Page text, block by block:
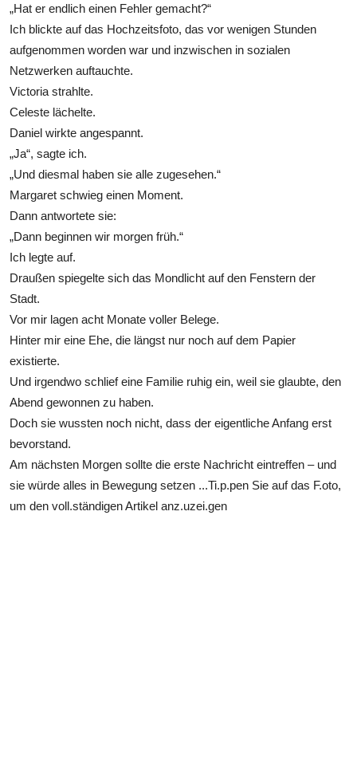
„Hat er endlich einen Fehler gemacht?“
Ich blickte auf das Hochzeitsfoto, das vor wenigen Stunden
aufgenommen worden war und inzwischen in sozialen
Netzwerken auftauchte.
Victoria strahlte.
Celeste lächelte.
Daniel wirkte angespannt.
„Ja“, sagte ich.
„Und diesmal haben sie alle zugesehen.“
Margaret schwieg einen Moment.
Dann antwortete sie:
„Dann beginnen wir morgen früh.“
Ich legte auf.
Draußen spiegelte sich das Mondlicht auf den Fenstern der
Stadt.
Vor mir lagen acht Monate voller Belege.
Hinter mir eine Ehe, die längst nur noch auf dem Papier
existierte.
Und irgendwo schlief eine Familie ruhig ein, weil sie glaubte, den
Abend gewonnen zu haben.
Doch sie wussten noch nicht, dass der eigentliche Anfang erst
bevorstand.
Am nächsten Morgen sollte die erste Nachricht eintreffen – und
sie würde alles in Bewegung setzen ...Ti.p.pen Sie auf das F.oto,
um den voll.ständigen Artikel anz.uzei.gen